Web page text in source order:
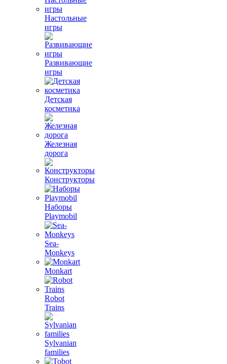
Настольные
игры
Развивающие
игры
Детская
косметика
Железная
дорога
Конструкторы
Наборы
Playmobil
Sea-
Monkeys
Monkart
Robot
Trains
Sylvanian
families